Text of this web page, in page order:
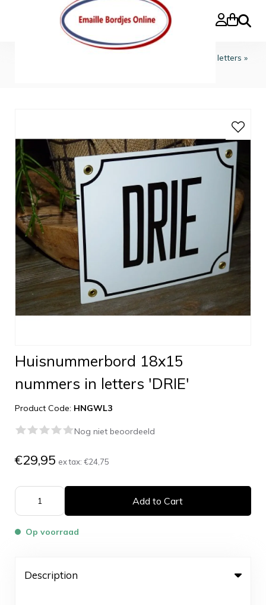
Search
Huisnummers in letters »
Huisnummerbord 18x15
nummers in letters 'DRIE'
Product Code: HNGWL3
Nog niet beoordeeld
€29,95 ex tax: €24,75
Add to Cart
Op voorraad
Description